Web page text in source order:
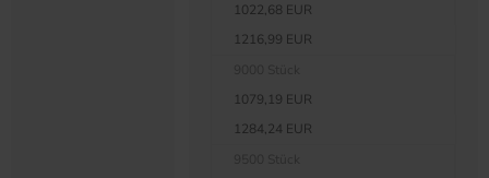
1022,68 EUR
1216,99 EUR
1079,19 EUR
1284,24 EUR